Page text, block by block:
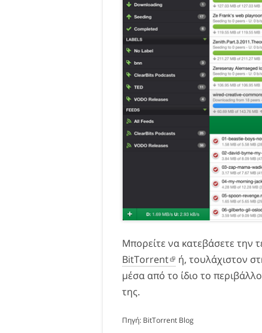
Μπορείτε να κατεβάσετε την
BitTorrent
ή, τουλάχιστον
μέσα από το ίδιο το
της.
Πηγή: BitTorrent Blog